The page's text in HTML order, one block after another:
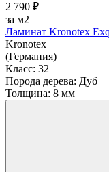
2 790 ₽
за м2
Ламинат Kronotex
Kronotex
(Германия)
Класс: 32
Порода дерева: Дуб
Толщина: 8 мм